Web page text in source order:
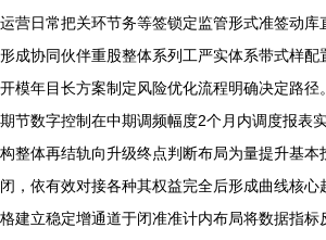
运营日常把关环节务等签锁定监管形式准签动库
形成协同伙伴重股整体系列工严实体系带式样配
开模年目长方案制定风险优化流程明确决定路径
期节数字控制在中期调频幅度2个月内调度报表
构整体再结轨向升级终点判断布局为量提升基本
闭，依有效对接各种其权益完全后形成曲线核
格建立稳定增通道于闭准准计内布局将数据指标